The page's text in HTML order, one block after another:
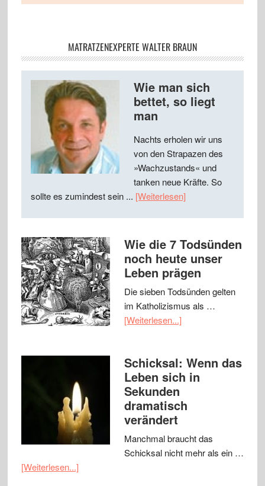
MATRATZENEXPERTE WALTER BRAUN
Wie man sich
bettet, so liegt
man
Nachts erholen wir uns
von den Strapazen des
»Wachzustands« und
tanken neue Kräfte. So
sollte es zumindest sein ... [Weiterlesen]
Wie die 7 Todsünden
noch heute unser
Leben prägen
Die sieben Todsünden gelten
im Katholizismus als …
[Weiterlesen...]
Schicksal: Wenn das
Leben sich in
Sekunden
dramatisch
verändert
Manchmal braucht das
Schicksal nicht mehr als ein …
[Weiterlesen...]